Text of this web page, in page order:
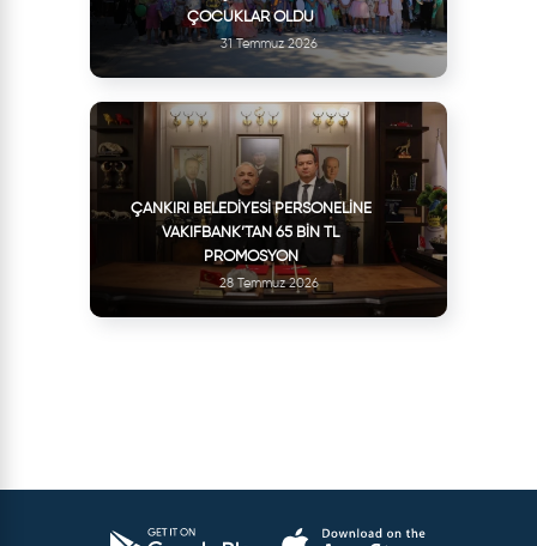
ÇOCUKLAR OLDU
31 Temmuz 2026
ÇANKIRI BELEDIYESI PERSONELINE
VAKIFBANK’TAN 65 BIN TL
PROMOSYON
28 Temmuz 2026